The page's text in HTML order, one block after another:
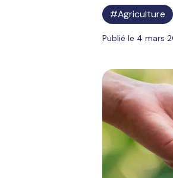
Agriculture
Publié le 4 mars